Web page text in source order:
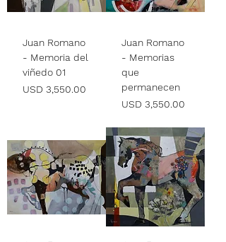
Juan Romano
- Memoria del
viñedo 01
Precio
USD 3,550.00
Juan Romano
- Memorias
que
permanecen
Precio
USD 3,550.00